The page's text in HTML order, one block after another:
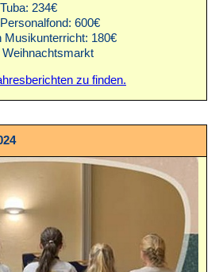
234€
600€
Musikunterricht: 180€
zu finden.